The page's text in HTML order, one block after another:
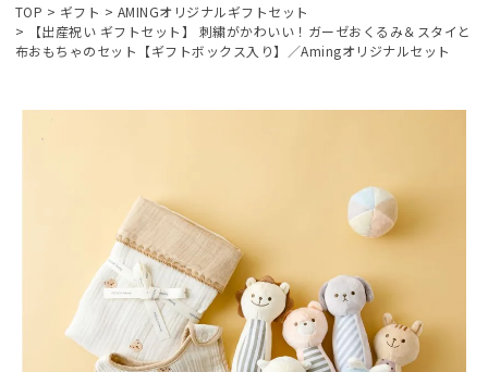
TOP ギフト
AMINGオリジナルギフトセット
【出産祝い ギフトセット】 刺繍がかわいい！ガーゼおくるみ＆スタイと
布おもちゃのセット【ギフトボックス入り】／Amingオリジナルセット